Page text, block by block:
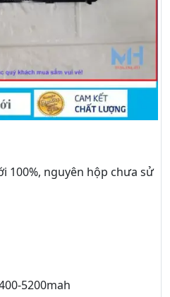
100%, nguyên hộp chưa sử
5200mah